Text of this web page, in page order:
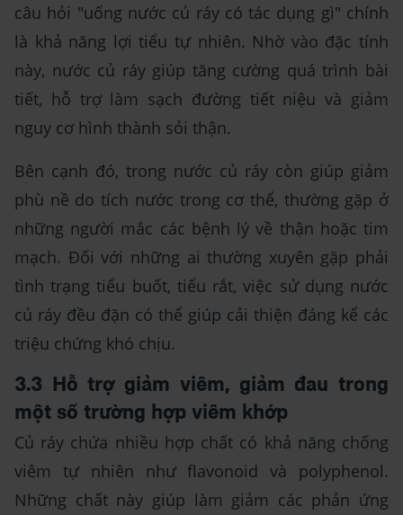
câu hỏi "uống nước củ ráy có tác dụng gì" chính
là khả năng lợi tiểu tự nhiên. Nhờ vào đặc tính
này, nước củ ráy giúp tăng cường quá trình bài
tiết, hỗ trợ làm sạch đường tiết niệu và giảm
nguy cơ hình thành sỏi thận.
Bên cạnh đó, trong nước củ ráy còn giúp giảm
phù nề do tích nước trong cơ thể, thường gặp ở
những người mắc các bệnh lý về thận hoặc tim
mạch. Đối với những ai thường xuyên gặp phải
tình trạng tiểu buốt, tiểu rắt, việc sử dụng nước
củ ráy đều đặn có thể giúp cải thiện đáng kể các
triệu chứng khó chịu.
3.3 Hỗ trợ giảm viêm, giảm đau trong
một số trường hợp viêm khớp
Củ ráy chứa nhiều hợp chất có khả năng chống
viêm tự nhiên như flavonoid và polyphenol.
Những chất này giúp làm giảm các phản ứng